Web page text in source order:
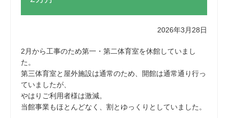
2026年3月28日
2月から工事のため第一・第二体育室を休館していまし
た。
第三体育室と屋外施設は通常のため、開館は通常通り行っ
ていましたが、
やはりご利用者様は激減。
当館事業もほとんどなく、割とゆっくりとしていました。